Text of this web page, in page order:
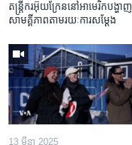
តន្ត្រីករ​អ៊ុយក្រែន​នៅ​អាមេរិក​បង្ហាញ​
សាមគ្គីភាព​តាម​រយៈ​ការសម្តែង
13 មីនា 2025